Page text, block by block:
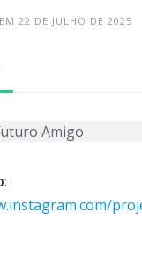
22 DE JULHO DE 2025
: